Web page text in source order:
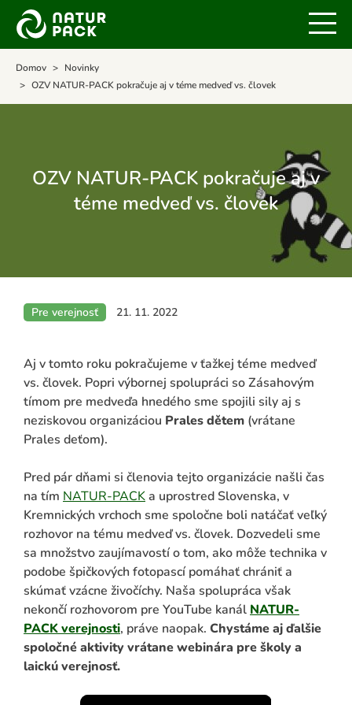
Domov
Novinky
OZV NATUR-PACK pokračuje aj v téme medveď vs. človek
OZV NATUR-PACK pokračuje aj v
téme medveď vs. človek
Pre verejnosť 21. 11. 2022
Aj v tomto roku pokračujeme v ťažkej téme medveď
vs. človek. Popri výbornej spolupráci so Zásahovým
tímom pre medveďa hnedého sme spojili sily aj s
neziskovou organizáciou Prales dětem (vrátane
Prales deťom).
Pred pár dňami si členovia tejto organizácie našli čas
na tím NATUR-PACKa uprostred Slovenska, v
Kremnických vrchoch sme spoločne boli natáčať veľký
rozhovor na tému medveď vs. človek. Dozvedeli sme
sa množstvo zaujímavostí o tom, ako môže technika v
podobe špičkových fotopascí pomáhať chrániť a
skúmať vzácne živočíchy. Naša spolupráca však
nekončí rozhovorom pre YouTube kanál NATUR-
PACK verejnosti, práve naopak. Chystáme aj ďalšie
spoločné aktivity vrátane webinára pre školy a
laickú verejnosť.